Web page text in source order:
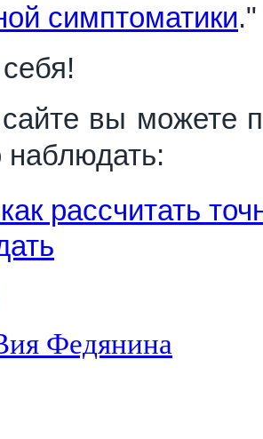
симптоматики."
вы можете
наблюдать:
рассчитать
Федянина